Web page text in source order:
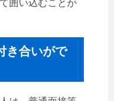
囲い込むことが
き合いがで